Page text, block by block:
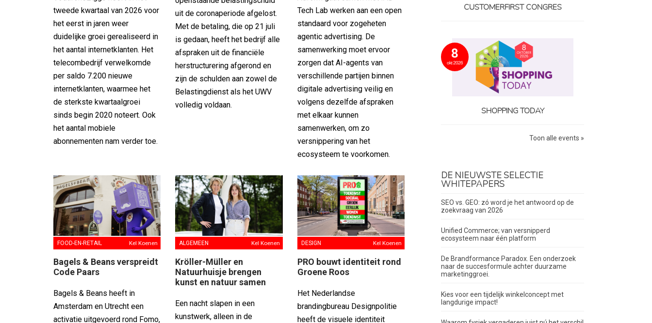
tweede kwartaal van 2026 voor
het eerst in jaren weer
duidelijke groei gerealiseerd in
het aantal internetklanten. Het
telecombedrijf verwelkomde
per saldo 7.200 nieuwe
internetklanten, waarmee het
de sterkste kwartaalgroei
sinds begin 2020 noteert. Ook
het aantal mobiele
abonnementen nam verder toe.
uit de coronaperiode afgelost.
Met de betaling, die op 21 juli
is gedaan, heeft het bedrijf alle
afspraken uit de financiële
herstructurering afgerond en
zijn de schulden aan zowel de
Belastingdienst als het UWV
volledig voldaan.
Tech Lab werken aan een open
standaard voor zogeheten
agentic advertising. De
samenwerking moet ervoor
zorgen dat AI-agents van
verschillende partijen binnen
digitale advertising veilig en
volgens dezelfde afspraken
met elkaar kunnen
samenwerken, om zo
versnippering van het
ecosysteem te voorkomen.
FOOD-EN-RETAIL Kel Koenen
Bagels & Beans verspreidt
Code Paars
Bagels & Beans heeft in
Amsterdam en Utrecht een
activatie uitgevoerd rond Fomo,
ALGEMEEN Kel Koenen
Kröller-Müller en
Natuurhuisje brengen
kunst en natuur samen
Een nacht slapen in een
kunstwerk, alleen in de
DESIGN Kel Koenen
PRO bouwt identiteit rond
Groene Roos
Het Nederlandse
brandingbureau Designpolitie
heeft de visuele identiteit
CUSTOMERFIRST CONGRES
8
okt 2026
SHOPPING TODAY
Toon alle events »
DE NIEUWSTE SELECTIE
WHITEPAPERS
SEO vs. GEO: zó word je het antwoord op de
zoekvraag van 2026
Unified Commerce; van versnipperd
ecosysteem naar één platform
De Brandformance Paradox. Een onderzoek
naar de succesformule achter duurzame
marketinggroei.
Kies voor een tijdelijk winkelconcept met
langdurige impact!